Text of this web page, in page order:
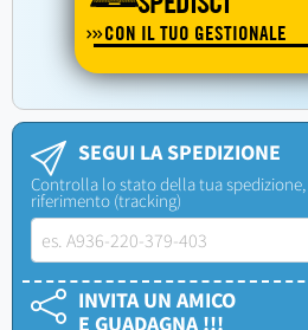
CON IL TUO GESTIONALE
SEGUI LA SPEDIZIONE
Controlla lo stato della tua
riferimento (tracking)
INVITA UN AMICO
E GUADAGNA !!!